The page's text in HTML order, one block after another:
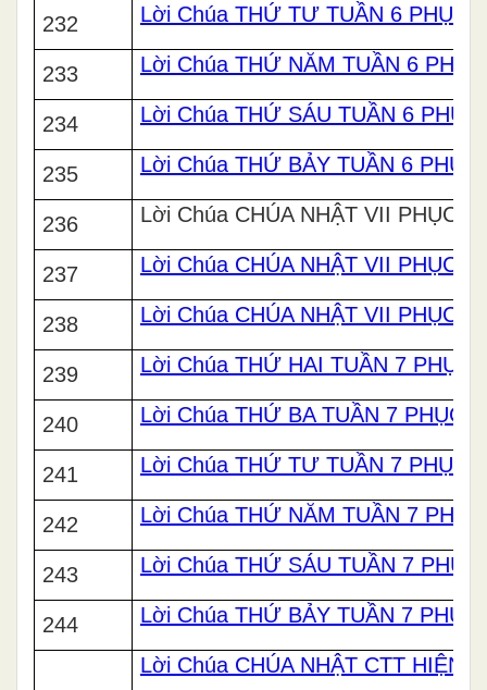
232 Lời Chúa THỨ TƯ TUẦN 6 PHỤC
233 Lời Chúa THỨ NĂM TUẦN 6
234 Lời Chúa THỨ SÁU TUẦN 6 PHỤC
235 Lời Chúa THỨ BẢY TUẦN 6 PHỤC
236 Lời Chúa CHÚA NHẬT VII PHỤC
237 Lời Chúa CHÚA NHẬT VII PHỤC
238 Lời Chúa CHÚA NHẬT VII PHỤC
239 Lời Chúa THỨ HAI TUẦN 7 PHỤC
240 Lời Chúa THỨ BA TUẦN 7 PHỤC
241 Lời Chúa THỨ TƯ TUẦN 7 PHỤC
242 Lời Chúa THỨ NĂM TUẦN 7
243 Lời Chúa THỨ SÁU TUẦN 7 PHỤC
244 Lời Chúa THỨ BẢY TUẦN 7 PHỤC
Lời Chúa CHÚA NHẬT CTT HIỆN